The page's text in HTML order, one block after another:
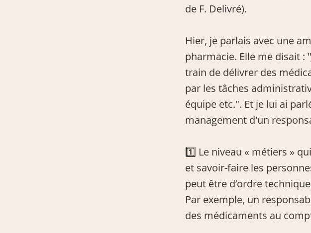
de F. Delivré).
Hier, je parlais avec une
pharmacie. Elle me disait :
train de délivrer des
par les tâches
équipe etc.". Et je lui ai
management d'un
1️⃣ Le niveau « métiers »
et savoir-faire les
peut être d’ordre
Par exemple, un
des médicaments au